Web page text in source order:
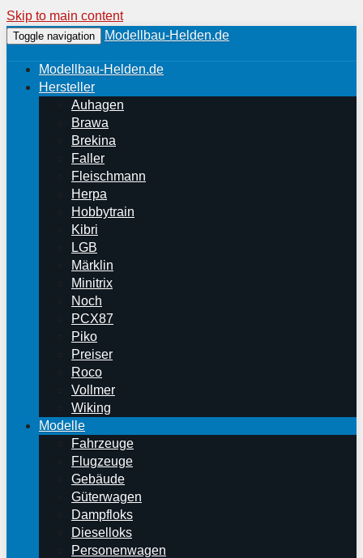
Skip to main content
Toggle navigation Modellbau-Helden.de
Modellbau-Helden.de
Hersteller
Auhagen
Brawa
Brekina
Faller
Fleischmann
Herpa
Hobbytrain
Kibri
LGB
Märklin
Minitrix
Noch
PCX87
Piko
Preiser
Roco
Vollmer
Wiking
Modelle
Fahrzeuge
Flugzeuge
Gebäude
Güterwagen
Dampfloks
Dieselloks
Personenwagen